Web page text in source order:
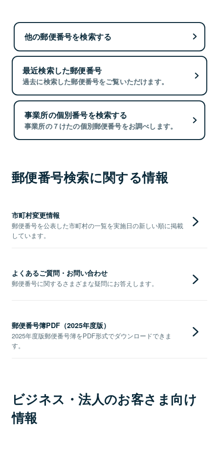
他の郵便番号を検索する
最近検索した郵便番号
過去に検索した郵便番号をご覧いただけます。
事業所の個別番号を検索する
事業所の７けたの個別郵便番号をお調べします。
郵便番号検索に関する情報
市町村変更情報
郵便番号を公表した市町村の一覧を実施日の新しい順に掲載
しています。
よくあるご質問・お問い合わせ
郵便番号に関するさまざまな疑問にお答えします。
郵便番号簿PDF（2025年度版）
2025年度版郵便番号簿をPDF形式でダウンロードできま
す。
ビジネス・法人のお客さま向け
情報